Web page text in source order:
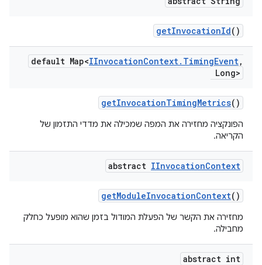
getInvocationId()
default Map<IInvocationContext. TimingEvent,
Long>
getInvocationTimingMetrics()
הפונקציה מחזירה את המפה שמכילה את מדדי התזמון של
הקריאה.
abstract IInvocationContext
getModuleInvocationContext()
מחזירה את הקשר של הפעלת המודול בזמן שהוא מופעל כחלק
מחבילה.
abstract int